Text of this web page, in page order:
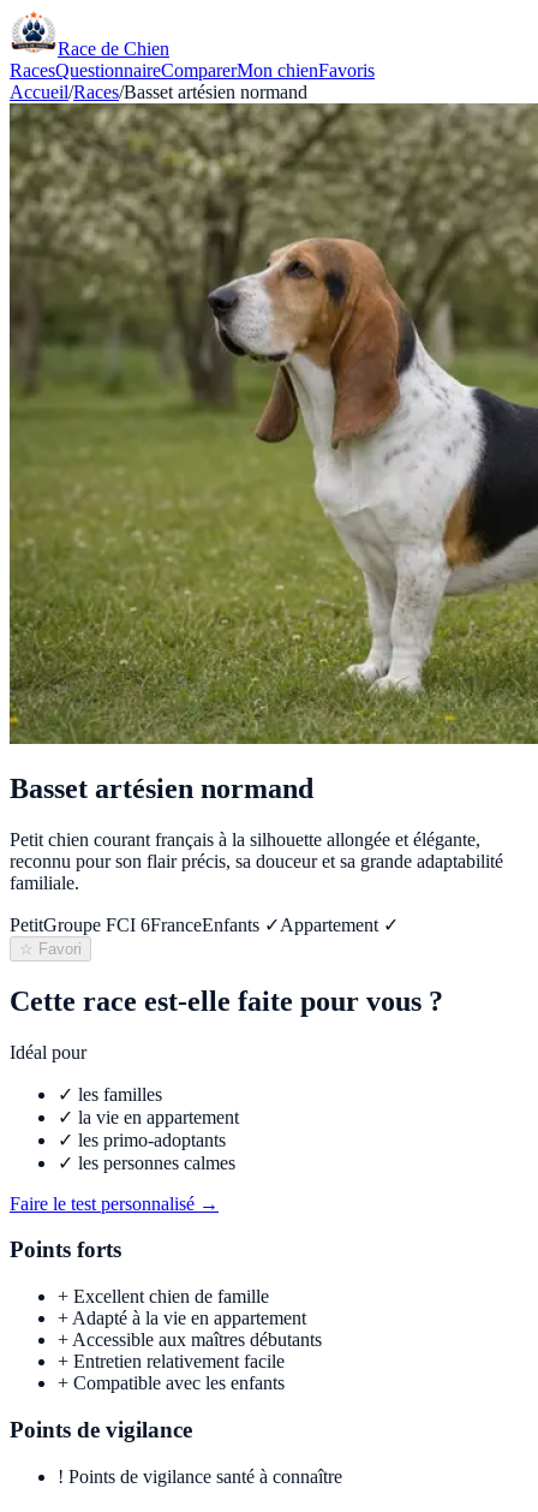
Race de Chien
RacesQuestionnaireComparerMon chienFavoris
Accueil/Races/Basset artésien normand
Basset artésien normand
Petit chien courant français à la silhouette allongée et élégante,
reconnu pour son flair précis, sa douceur et sa grande adaptabilité
familiale.
PetitGroupe FCI 6FranceEnfants ✓Appartement ✓
☆ Favori
Cette race est-elle faite pour vous ?
Idéal pour
✓ les familles
✓ la vie en appartement
✓ les primo-adoptants
✓ les personnes calmes
Faire le test personnalisé →
Points forts
+ Excellent chien de famille
+ Adapté à la vie en appartement
+ Accessible aux maîtres débutants
+ Entretien relativement facile
+ Compatible avec les enfants
Points de vigilance
! Points de vigilance santé à connaître